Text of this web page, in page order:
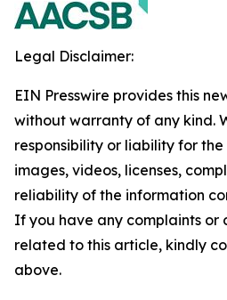
Legal Disclaimer:
EIN Presswire provides this
without warranty of any kind.
responsibility or liability for
images, videos, licenses,
reliability of the information
If you have any complaints or
related to this article, kindly
above.